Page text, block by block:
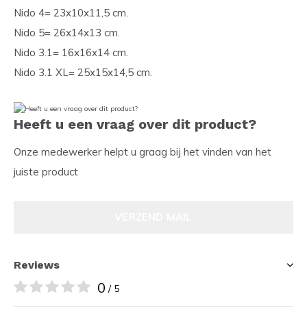
Nido 4= 23x10x11,5 cm.
Nido 5= 26x14x13 cm.
Nido 3.1= 16x16x14 cm.
Nido 3.1 XL= 25x15x14,5 cm.
Heeft u een vraag over dit product?
Onze medewerker helpt u graag bij het vinden van het
juiste product
Reviews
0 / 5